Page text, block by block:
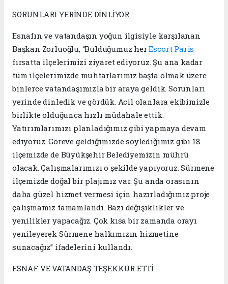
SORUNLARI YERİNDE DİNLİYOR
Esnafın ve vatandaşın yoğun ilgisiyle karşılanan
Başkan Zorluoğlu, “Bulduğumuz herEscort Paris
fırsatta ilçelerimizi ziyaret ediyoruz. Şu ana kadar
tüm ilçelerimizde muhtarlarımız başta olmak üzere
binlerce vatandaşımızla bir araya geldik. Sorunları
yerinde dinledik ve gördük. Acil olanlara ekibimizle
birlikte olduğunca hızlı müdahale ettik.
Yatırımlarımızı planladığımız gibi yapmaya devam
ediyoruz. Göreve geldiğimizde söylediğimiz gibi 18
ilçemizde de Büyükşehir Belediyemizin mührü
olacak. Çalışmalarımızı o şekilde yapıyoruz. Sürmene
ilçemizde doğal bir plajımız var. Şu anda orasının
daha güzel hizmet vermesi için hazırladığımız proje
çalışmamız tamamlandı. Bazı değişiklikler ve
yenilikler yapacağız. Çok kısa bir zamanda orayı
yenileyerek Sürmene halkımızın hizmetine
sunacağız” ifadelerini kullandı.
ESNAF VE VATANDAŞ TEŞEKKÜR ETTİ